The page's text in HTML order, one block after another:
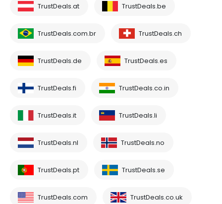
TrustDeals.at TrustDeals.be
TrustDeals.com.br TrustDeals.ch
TrustDeals.de TrustDeals.es
TrustDeals.fi TrustDeals.co.in
TrustDeals.it TrustDeals.li
TrustDeals.nl TrustDeals.no
TrustDeals.pt TrustDeals.se
TrustDeals.com TrustDeals.co.uk